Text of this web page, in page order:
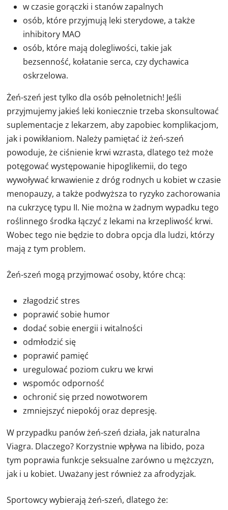
w czasie gorączki i stanów zapalnych
osób, które przyjmują leki sterydowe, a także
inhibitory MAO
osób, które mają dolegliwości, takie jak
bezsenność, kołatanie serca, czy dychawica
oskrzelowa.
Żeń-szeń jest tylko dla osób pełnoletnich! Jeśli
przyjmujemy jakieś leki koniecznie trzeba skonsultować
suplementacje z lekarzem, aby zapobiec komplikacjom,
jak i powikłaniom. Należy pamiętać iż żeń-szeń
powoduje, że ciśnienie krwi wzrasta, dlatego też może
potęgować występowanie hipoglikemii, do tego
wywoływać krwawienie z dróg rodnych u kobiet w czasie
menopauzy, a także podwyższa to ryzyko zachorowania
na cukrzycę typu II. Nie można w żadnym wypadku tego
roślinnego środka łączyć z lekami na krzepliwość krwi.
Wobec tego nie będzie to dobra opcja dla ludzi, którzy
mają z tym problem.
Żeń-szeń mogą przyjmować osoby, które chcą:
złagodzić stres
poprawić sobie humor
dodać sobie energii i witalności
odmłodzić się
poprawić pamięć
uregulować poziom cukru we krwi
wspomóc odporność
ochronić się przed nowotworem
zmniejszyć niepokój oraz depresję.
W przypadku panów żeń-szeń działa, jak naturalna
Viagra. Dlaczego? Korzystnie wpływa na libido, poza
tym poprawia funkcje seksualne zarówno u mężczyzn,
jak i u kobiet. Uważany jest również za afrodyzjak.
Sportowcy wybierają żeń-szeń, dlatego że: